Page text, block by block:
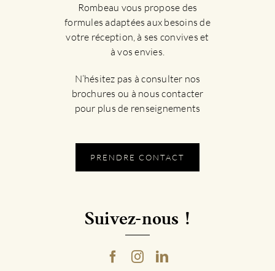
Rombeau vous propose des
formules adaptées aux besoins de
votre réception, à ses convives et
à vos envies.
N’hésitez pas à consulter nos
brochures ou à nous contacter
pour plus de renseignements
PRENDRE CONTACT
Suivez-nous !